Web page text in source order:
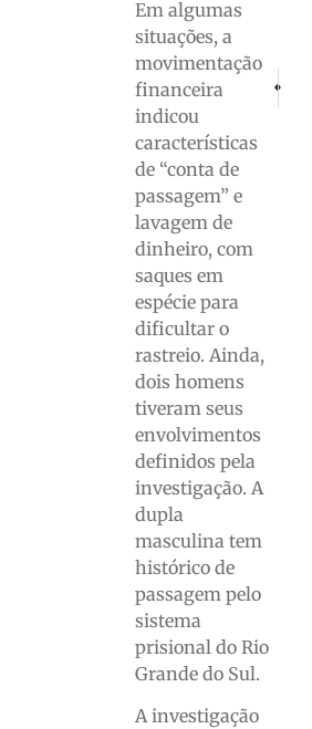
Em algumas
situações, a
movimentação
financeira
indicou
características
de “conta de
passagem” e
lavagem de
dinheiro, com
saques em
espécie para
dificultar o
rastreio. Ainda,
dois homens
tiveram seus
envolvimentos
definidos pela
investigação. A
dupla
masculina tem
histórico de
passagem pelo
sistema
prisional do Rio
Grande do Sul.
A investigação